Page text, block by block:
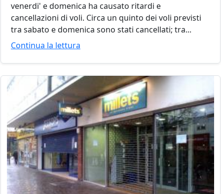
venerdi' e domenica ha causato ritardi e
cancellazioni di voli. Circa un quinto dei voli previsti
tra sabato e domenica sono stati cancellati; tra...
Continua la lettura